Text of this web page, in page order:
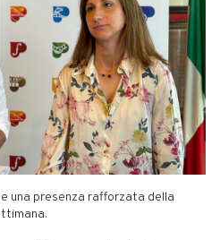
una presenza rafforzata della